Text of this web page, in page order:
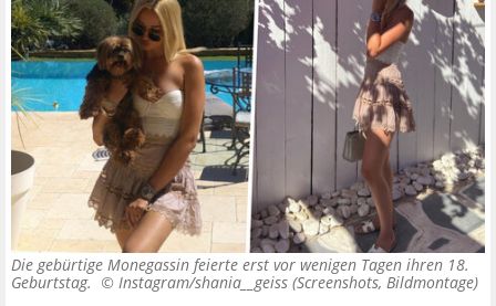
Die gebürtige Monegassin feierte erst vor wenigen Tagen ihren 18.
Geburtstag. © Instagram/shania__geiss (Screenshots, Bildmontage)